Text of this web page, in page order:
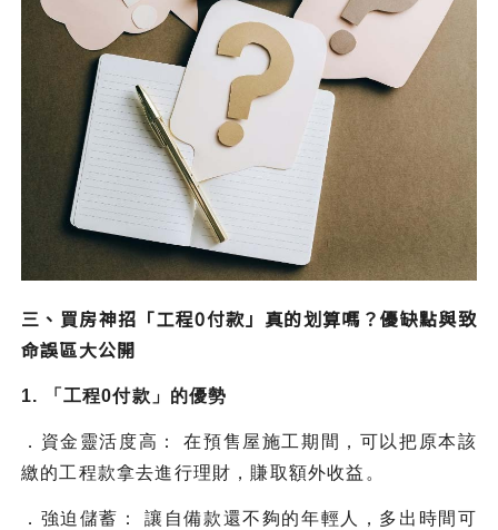
三、買房神招「工程0付款」真的划算嗎？優缺點與致
命誤區大公開
1. 「工程0付款」的優勢
．資金靈活度高： 在預售屋施工期間，可以把原本該
繳的工程款拿去進行理財，賺取額外收益。
．強迫儲蓄： 讓自備款還不夠的年輕人，多出時間可